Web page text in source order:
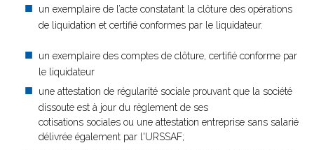
un exemplaire de l’acte constatant la clôture des opérations
de liquidation et certifié conformes par le liquidateur.
un exemplaire des comptes de clôture, certifié conforme par
le liquidateur
une attestation de régularité sociale prouvant que la société
dissoute est à jour du règlement de ses
cotisations sociales ou une attestation entreprise sans salarié
délivrée également par l'URSSAF;